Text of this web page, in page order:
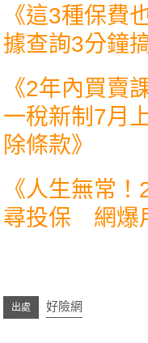
《這3種保費
據查詢3分鐘
《2年內買賣
一稅新制7月
除條款》
《人生無常！
尋投保 網爆
好險網